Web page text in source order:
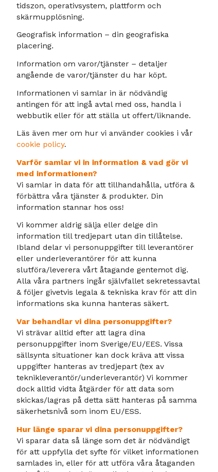
tidszon, operativsystem, plattform och
skärmupplösning.
Geografisk information – din geografiska
placering.
Information om varor/tjänster – detaljer
angående de varor/tjänster du har köpt.
Informationen vi samlar in är nödvändig
antingen för att ingå avtal med oss, handla i
webbutik eller för att ställa ut offert/liknande.
Läs även mer om hur vi använder cookies i vår
cookie policy.
Varför samlar vi in information & vad gör vi
med informationen?
Vi samlar in data för att tillhandahålla, utföra &
förbättra våra tjänster & produkter. Din
information stannar hos oss!
Vi kommer aldrig sälja eller delge din
information till tredjepart utan din tillåtelse.
Ibland delar vi personuppgifter till leverantörer
eller underleverantörer för att kunna
slutföra/leverera vårt åtagande gentemot dig.
Alla våra partners ingår självfallet sekretessavtal
& följer givetvis legala & tekniska krav för att din
informations ska kunna hanteras säkert.
Var behandlar vi dina personuppgifter?
Vi strävar alltid efter att lagra dina
personuppgifter inom Sverige/EU/EES. Vissa
sällsynta situationer kan dock kräva att vissa
uppgifter hanteras av tredjepart (tex av
teknikleverantör/underleverantör) Vi kommer
dock alltid vidta åtgärder för att data som
skickas/lagras på detta sätt hanteras på samma
säkerhetsnivå som inom EU/ESS.
Hur länge sparar vi dina personuppgifter?
Vi sparar data så länge som det är nödvändigt
för att uppfylla det syfte för vilket informationen
samlades in, eller för att utföra våra åtaganden